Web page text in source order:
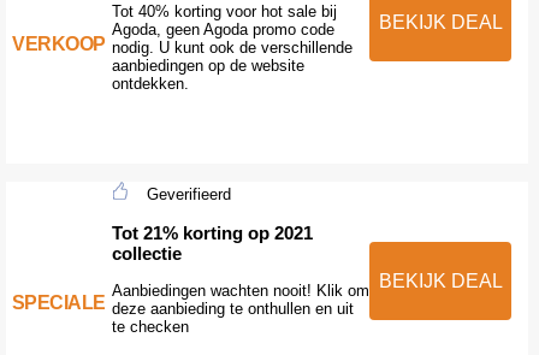
VERKOOP
Tot 40% korting voor hot sale bij
Agoda, geen Agoda promo code
nodig. U kunt ook de verschillende
aanbiedingen op de website
ontdekken.
BEKIJK DEAL
SPECIALE
Geverifieerd
Tot 21% korting op 2021
collectie
Aanbiedingen wachten nooit! Klik om
deze aanbieding te onthullen en uit
te checken
BEKIJK DEAL